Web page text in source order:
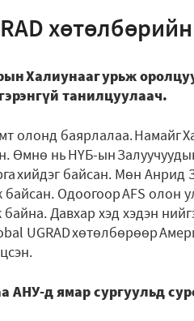
хөтөлбөрийн
Халиунааг урьж
танилцуулаач.
олонд баярлалаа. Намайг
Өмнө нь НҮБ-ын
хийдэг байсан. Мөн Анрид
Одоогоор AFS олон
Давхар хэд хэдэн
UGRAD хөтөлбөрөөр
АНУ-д ямар сургуульд